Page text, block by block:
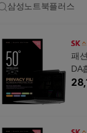
삼성노트북플러스
패
DA